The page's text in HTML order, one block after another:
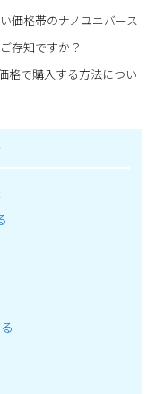
価格帯のナノユニバース
存知ですか？
格で購入する方法につい